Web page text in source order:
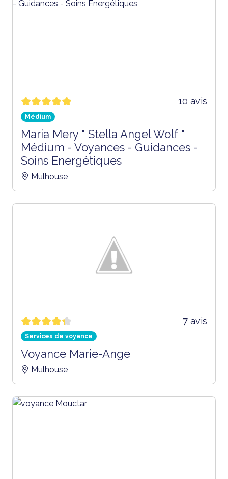
10 avis
Médium
Maria Mery " Stella Angel Wolf "
Médium - Voyances - Guidances -
Soins Energétiques
Mulhouse
7 avis
Services de voyance
Voyance Marie-Ange
Mulhouse